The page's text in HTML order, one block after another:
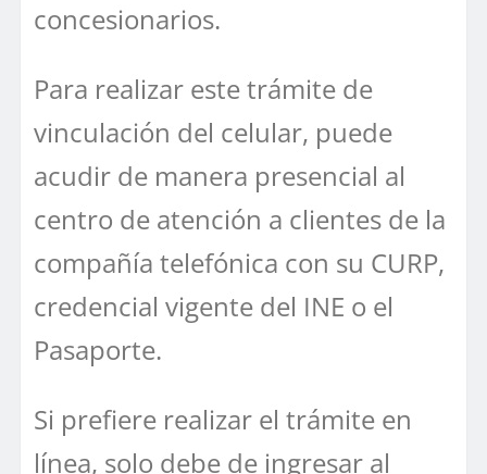
concesionarios.
Para realizar este trámite de
vinculación del celular, puede
acudir de manera presencial al
centro de atención a clientes de la
compañía telefónica con su CURP,
credencial vigente del INE o el
Pasaporte.
Si prefiere realizar el trámite en
línea, solo debe de ingresar al